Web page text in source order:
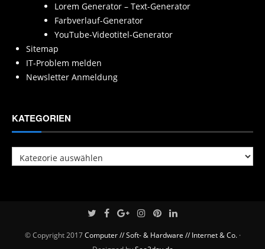
Lorem Generator – Text-Generator
Farbverlauf-Generator
YouTube-Videotitel-Generator
Sitemap
IT-Problem melden
Newsletter Anmeldung
KATEGORIEN
Kategorien
© Copyright 2017Computer // Soft- & Hardware // Internet & Co.·